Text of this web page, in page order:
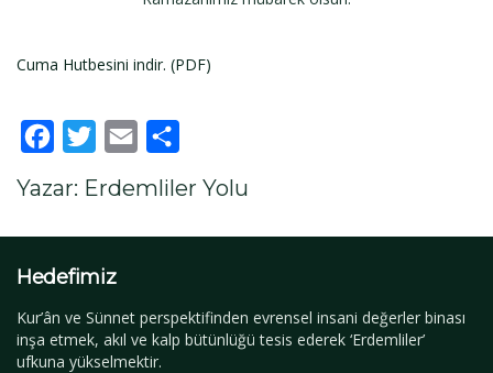
Cuma Hutbesini indir. (PDF)
FacebookTwitterEmail
Yazar: Erdemliler Yolu
Hedefimiz
Kur’ân ve Sünnet perspektifinden evrensel insani değerler binası
inşa etmek, akıl ve kalp bütünlüğü tesis ederek ‘Erdemliler’
ufkuna yükselmektir.